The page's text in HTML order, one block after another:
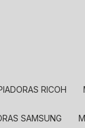
RICOH
SAMSUNG